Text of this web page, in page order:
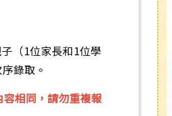
（1位家長和1位學
錄取。
相同，請勿重複報